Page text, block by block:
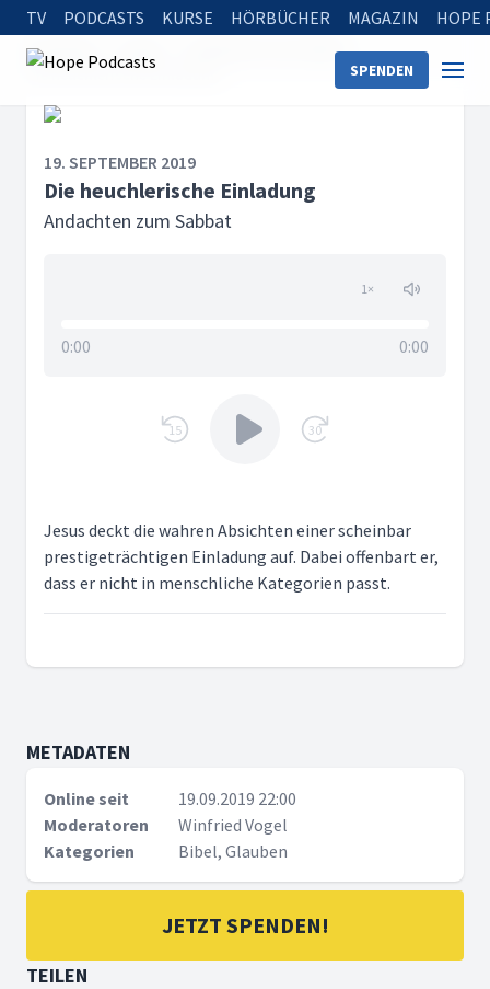
TV PODCASTS KURSE HÖRBÜCHER MAGAZIN HOPE
SPENDEN
Startseite
Andachten zum Sabbat
Die heuchlerische Einladung
19. SEPTEMBER 2019
Die heuchlerische Einladung
Andachten zum Sabbat
1×
0:00 0:00
15 30
Jesus deckt die wahren Absichten einer scheinbar
prestigeträchtigen Einladung auf. Dabei offenbart er,
dass er nicht in menschliche Kategorien passt.
METADATEN
Online seit
19.09.2019 22:00
Moderatoren
Winfried Vogel
Kategorien
Bibel, Glauben
JETZT SPENDEN!
TEILEN